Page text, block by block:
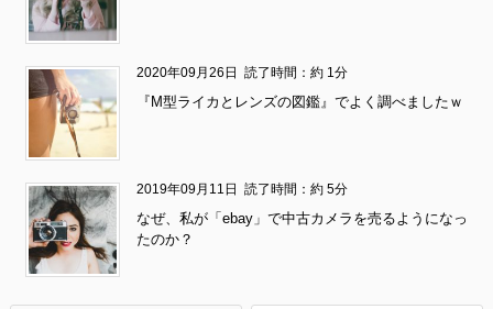
2020年09月26日 読了時間：約 1分
『M型ライカとレンズの図鑑』でよく調べましたｗ
2019年09月11日 読了時間：約 5分
なぜ、私が「ebay」で中古カメラを売るようになっ
たのか？